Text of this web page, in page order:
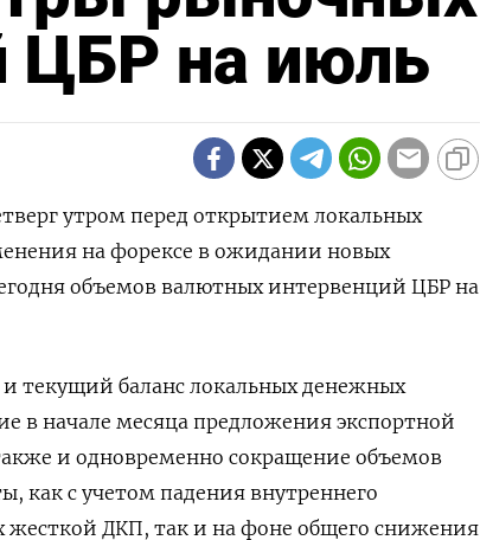
ЦБР на июль
утром перед открытием локальных
на форексе в ожидании новых
объемов валютных интервенций ЦБР на
текущий баланс локальных денежных
в начале месяца предложения экспортной
и одновременно сокращение объемов
как с учетом падения внутреннего
жесткой ДКП, так и на фоне общего снижения